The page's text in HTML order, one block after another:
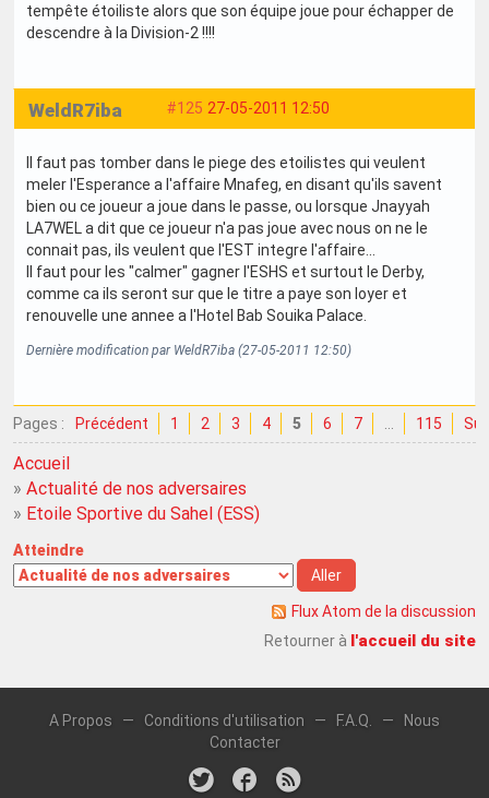
tempête étoiliste alors que son équipe joue pour échapper de
descendre à la Division-2 !!!!
#125 27-05-2011 12:50
WeldR7iba
Il faut pas tomber dans le piege des etoilistes qui veulent
meler l'Esperance a l'affaire Mnafeg, en disant qu'ils savent
bien ou ce joueur a joue dans le passe, ou lorsque Jnayyah
LA7WEL a dit que ce joueur n'a pas joue avec nous on ne le
connait pas, ils veulent que l'EST integre l'affaire...
Il faut pour les "calmer" gagner l'ESHS et surtout le Derby,
comme ca ils seront sur que le titre a paye son loyer et
renouvelle une annee a l'Hotel Bab Souika Palace.
Dernière modification par WeldR7iba (27-05-2011 12:50)
Pages : Précédent 1 2 3 4 5 6 7 115
Accueil
» Actualité de nos adversaires
» Etoile Sportive du Sahel (ESS)
Atteindre
Flux Atom de la discussion
Retourner à l'accueil du site
A Propos — Conditions d'utilisation — F.A.Q. —
Nous
Contacter